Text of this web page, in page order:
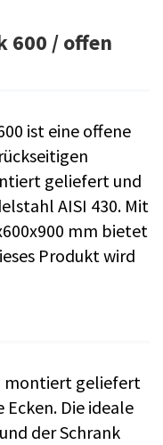
600 / offen
ist eine offene
geliefert und
AISI 430. Mit
mm bietet
Produkt wird
montiert geliefert
Die ideale
der Schrank